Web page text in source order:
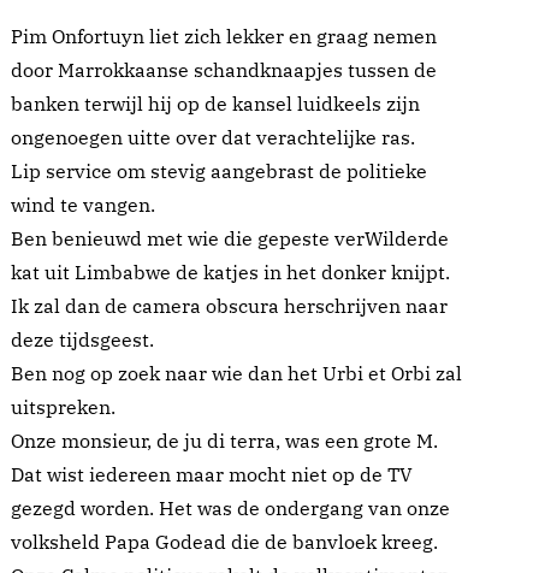
Pim Onfortuyn liet zich lekker en graag nemen
door Marrokkaanse schandknaapjes tussen de
banken terwijl hij op de kansel luidkeels zijn
ongenoegen uitte over dat verachtelijke ras.
Lip service om stevig aangebrast de politieke
wind te vangen.
Ben benieuwd met wie die gepeste verWilderde
kat uit Limbabwe de katjes in het donker knijpt.
Ik zal dan de camera obscura herschrijven naar
deze tijdsgeest.
Ben nog op zoek naar wie dan het Urbi et Orbi zal
uitspreken.
Onze monsieur, de ju di terra, was een grote M.
Dat wist iedereen maar mocht niet op de TV
gezegd worden. Het was de ondergang van onze
volksheld Papa Godead die de banvloek kreeg.